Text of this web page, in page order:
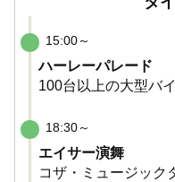
15:00～
ハーレーパレード
100台以上の大型バ
18:30～
エイサー演舞
コザ・ミュージック